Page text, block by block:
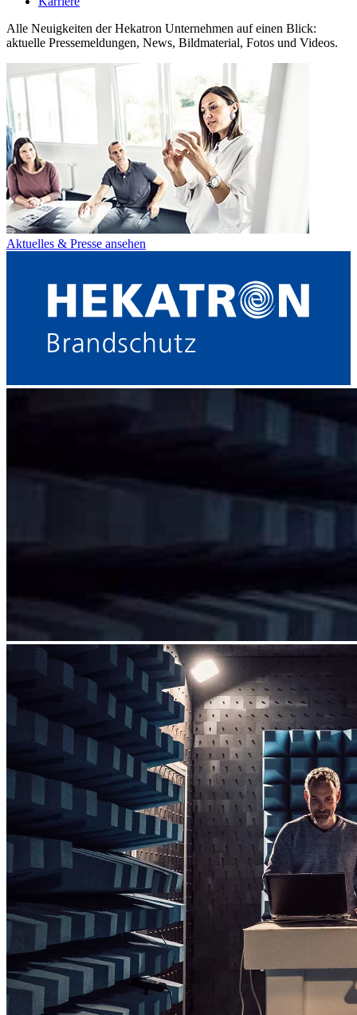
Alle Neuigkeiten der Hekatron Unternehmen auf einen Blick:
aktuelle Pressemeldungen, News, Bildmaterial, Fotos und Videos.
Aktuelles & Presse ansehen